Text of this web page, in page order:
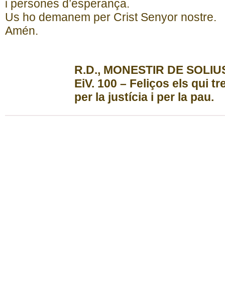
i persones d’esperança.
Us ho demanem per Crist Senyor nostre.
Amén.
R.D., MONESTIR DE
EiV. 100 – Feliços els qui
per la justícia i per la pau.